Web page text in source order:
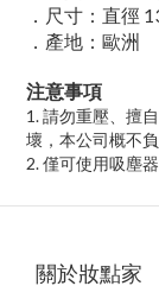
．尺寸：直徑
．產地：歐洲
注意事項
1.請勿重壓、擅
壞，本公司概不負
2.僅可使用吸塵
關於妝點家